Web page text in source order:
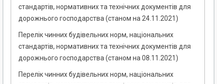
стандартів, нормативних та технічних документів для
дорожнього господарства (станом на 24.11.2021)
Перелік чинних будівельних норм, національних
стандартів, нормативних та технічних документів для
дорожнього господарства (станом на 08.11.2021)
Перелік чинних будівельних норм, національних